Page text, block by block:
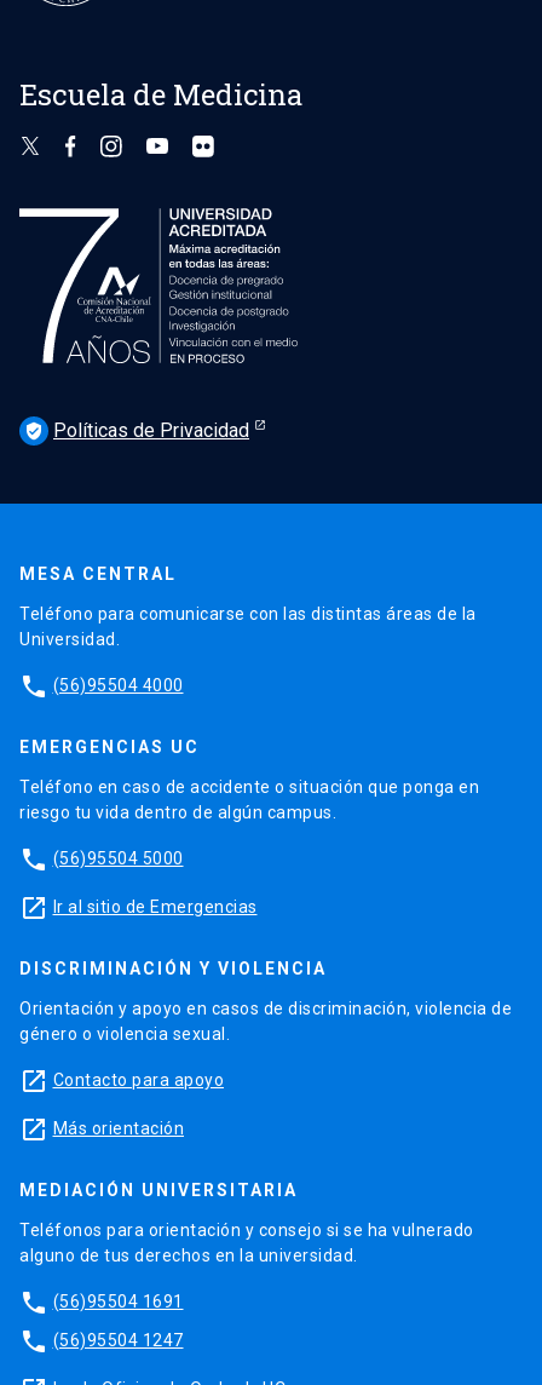
Escuela de Medicina
verified_user Políticas de Privacidad
MESA CENTRAL
Teléfono para comunicarse con las distintas áreas de la
Universidad.
phone (56)95504 4000
EMERGENCIAS UC
Teléfono en caso de accidente o situación que ponga en
riesgo tu vida dentro de algún campus.
phone (56)95504 5000
launch Ir al sitio de Emergencias
DISCRIMINACIÓN Y VIOLENCIA
Orientación y apoyo en casos de discriminación, violencia de
género o violencia sexual.
launch Contacto para apoyo
launch Más orientación
MEDIACIÓN UNIVERSITARIA
Teléfonos para orientación y consejo si se ha vulnerado
alguno de tus derechos en la universidad.
phone (56)95504 1691
phone (56)95504 1247